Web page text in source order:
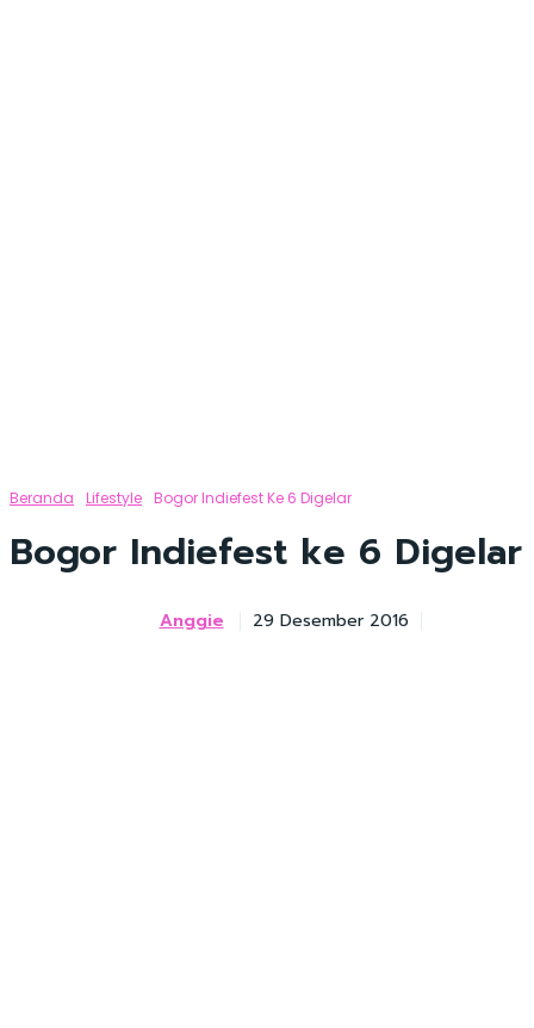
Beranda Lifestyle Bogor Indiefest Ke 6 Digelar
Bogor Indiefest ke 6 Digelar
Anggie 29 Desember 2016